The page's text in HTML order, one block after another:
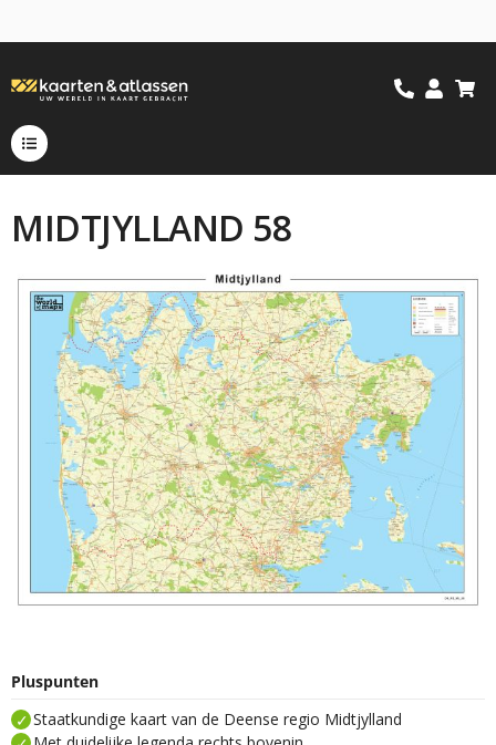
MIDTJYLLAND 58
Pluspunten
Staatkundige kaart van de Deense regio Midtjylland